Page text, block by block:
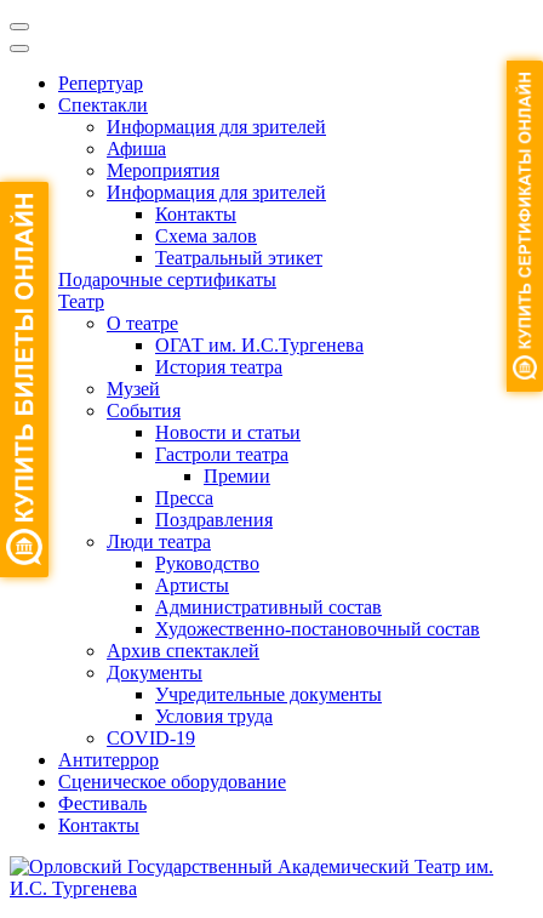
Репертуар
Спектакли
Информация для зрителей
Афиша
Мероприятия
Информация для зрителей
Контакты
Схема залов
Театральный этикет
Подарочные сертификаты
Театр
О театре
ОГАТ им. И.С.Тургенева
История театра
Музей
События
Новости и статьи
Гастроли театра
Премии
Пресса
Поздравления
Люди театра
Руководство
Артисты
Административный состав
Художественно-постановочный состав
Архив спектаклей
Документы
Учредительные документы
Условия труда
COVID-19
Антитеррор
Сценическое оборудование
Фестиваль
Контакты